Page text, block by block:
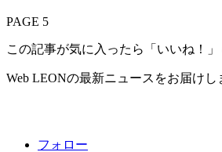
PAGE 5
この記事が気に入ったら「いいね！」
Web LEONの最新ニュースをお届けし
フォロー